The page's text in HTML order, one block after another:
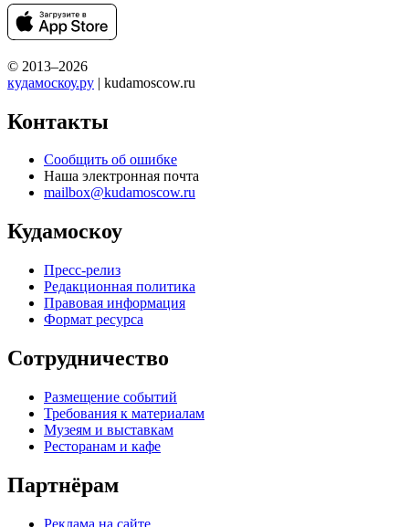
© 2013–2026
кудамоскоу.ру | kudamoscow.ru
Контакты
Сообщить об ошибке
Наша электронная почта
mailbox@kudamoscow.ru
Кудамоскоу
Пресс-релиз
Редакционная политика
Правовая информация
Формат ресурса
Сотрудничество
Размещение событий
Требования к материалам
Музеям и выставкам
Ресторанам и кафе
Партнёрам
Реклама на сайте